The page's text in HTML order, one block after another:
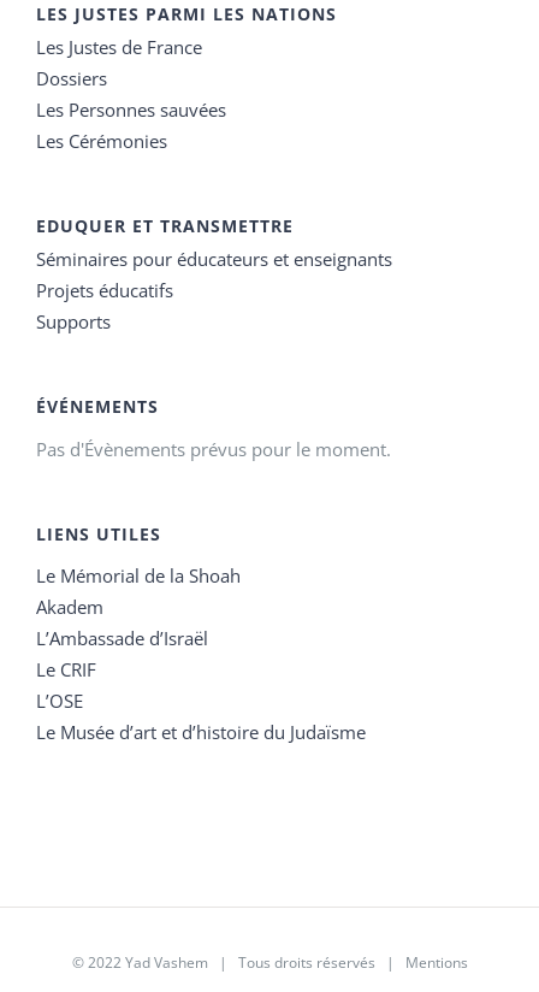
LES JUSTES PARMI LES NATIONS
Les Justes de France
Dossiers
Les Personnes sauvées
Les Cérémonies
EDUQUER ET TRANSMETTRE
Séminaires pour éducateurs et enseignants
Projets éducatifs
Supports
ÉVÉNEMENTS
Pas d'Évènements prévus pour le moment.
LIENS UTILES
Le Mémorial de la Shoah
Akadem
L’Ambassade d’Israël
Le CRIF
L’OSE
Le Musée d’art et d’histoire du Judaïsme
© 2022 Yad Vashem | Tous droits réservés | Mentions